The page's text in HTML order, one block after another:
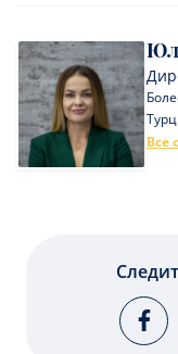
Все